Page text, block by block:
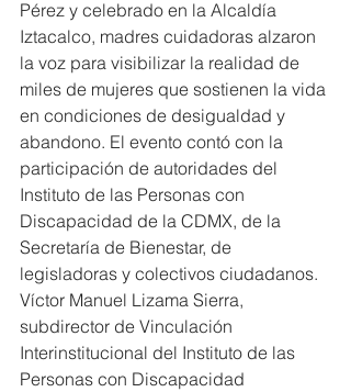
Pérez y celebrado en la Alcaldía
Iztacalco, madres cuidadoras alzaron
la voz para visibilizar la realidad de
miles de mujeres que sostienen la vida
en condiciones de desigualdad y
abandono. El evento contó con la
participación de autoridades del
Instituto de las Personas con
Discapacidad de la CDMX, de la
Secretaría de Bienestar, de
legisladoras y colectivos ciudadanos.
Víctor Manuel Lizama Sierra,
subdirector de Vinculación
Interinstitucional del Instituto de las
Personas con Discapacidad